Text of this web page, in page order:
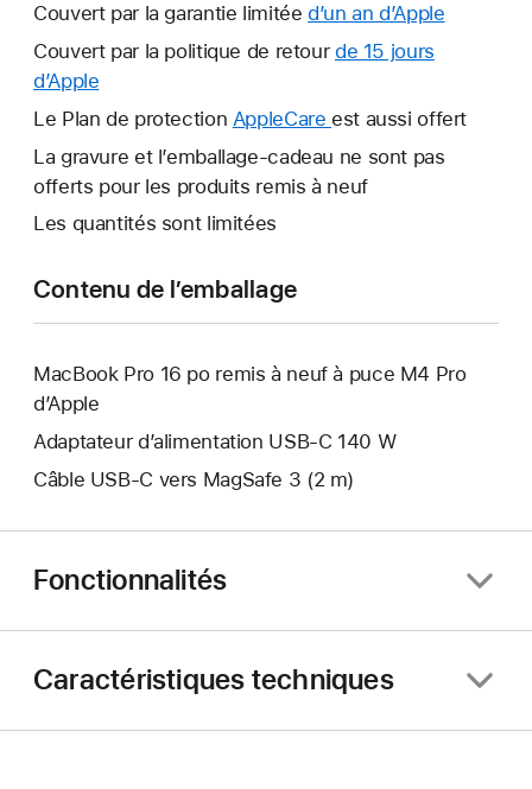
Couvert par la garantie limitée d’un an d’Apple
une
Couvert par la politique de retour de 15 jours
d’Apple
lien
dans
une
nouvelle
Le Plan de protection AppleCare Ce
lien
s’ouvrira
est aussi offert
La gravure et l’emballage-cadeau ne sont pas
offerts pour les produits remis à neuf
Les quantités sont limitées
Contenu de l’emballage
MacBook Pro 16 po remis à neuf à puce M4 Pro
d’Apple
Adaptateur d’alimentation USB-C 140 W
Câble USB-C vers MagSafe 3 (2 m)
Fonctionnalités
Caractéristiques techniques